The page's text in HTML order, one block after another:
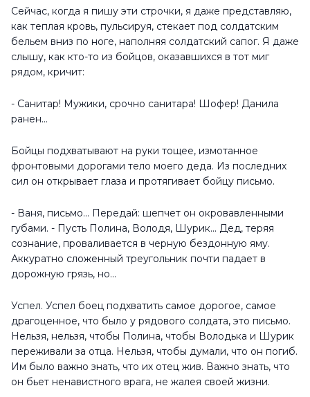
Сейчас, когда я пишу эти строчки, я даже представляю,
как теплая кровь, пульсируя, стекает под солдатским
бельем вниз по ноге, наполняя солдатский сапог. Я даже
слышу, как кто-то из бойцов, оказавшихся в тот миг
рядом, кричит:
- Санитар! Мужики, срочно санитара! Шофер! Данила
ранен...
Бойцы подхватывают на руки тощее, измотанное
фронтовыми дорогами тело моего деда. Из последних
сил он открывает глаза и протягивает бойцу письмо.
- Ваня, письмо... Передай: шепчет он окровавленными
губами. - Пусть Полина, Володя, Шурик... Дед, теряя
сознание, проваливается в черную бездонную яму.
Аккуратно сложенный треугольник почти падает в
дорожную грязь, но...
Успел. Успел боец подхватить самое дорогое, самое
драгоценное, что было у рядового солдата, это письмо.
Нельзя, нельзя, чтобы Полина, чтобы Володька и Шурик
переживали за отца. Нельзя, чтобы думали, что он погиб.
Им было важно знать, что их отец жив. Важно знать, что
он бьет ненавистного врага, не жалея своей жизни.